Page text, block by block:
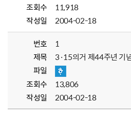
조회수
11,918
작성일
2004-02-18
번호
1
제목
3·15의거 제44주년 기
파일
조회수
13,806
작성일
2004-02-18